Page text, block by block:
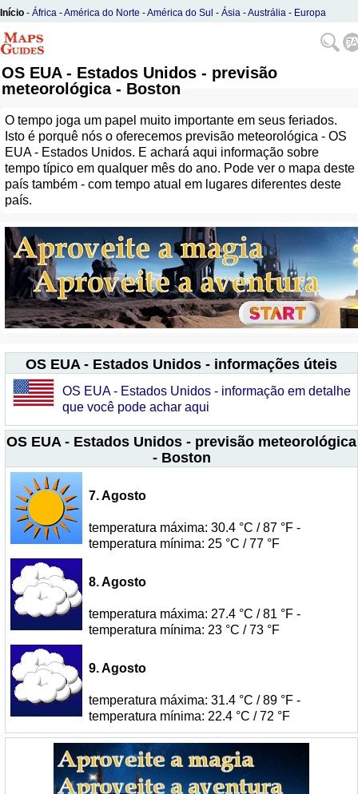
Início - África -América do Norte -América do Sul - Ásia -Austrália - Europa
OS EUA - Estados Unidos - previsão
meteorológica - Boston
O tempo joga um papel muito importante em seus feriados.
Isto é porquê nós o oferecemos previsão meteorológica - OS
EUA - Estados Unidos. E achará aqui informação sobre
tempo típico em qualquer mês do ano. Pode ver o mapa deste
país também - com tempo atual em lugares diferentes deste
país.
OS EUA - Estados Unidos - informações úteis
OS EUA - Estados Unidos - informação em detalhe
que você pode achar aqui
OS EUA - Estados Unidos - previsão meteorológica
- Boston
7. Agosto
temperatura máxima: 30.4 °C / 87 °F -
temperatura mínima: 25 °C / 77 °F
8. Agosto
temperatura máxima: 27.4 °C / 81 °F -
temperatura mínima: 23 °C / 73 °F
9. Agosto
temperatura máxima: 31.4 °C / 89 °F -
temperatura mínima: 22.4 °C / 72 °F